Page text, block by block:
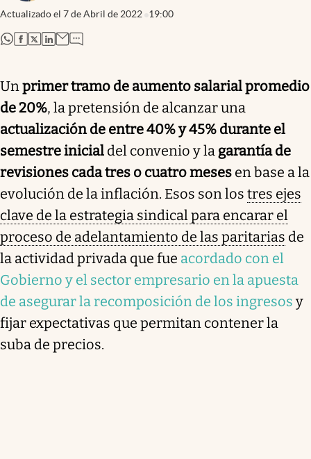
Actualizado el 7 de Abril de 2022 19:00
abre en nueva pestaña
abre en nueva pestaña
abre en nueva pestaña
abre en nueva pestaña
Unprimer tramo de aumento salarial promedio
de 20%, la pretensión de alcanzar una
actualización de entre 40% y 45% durante el
semestre inicial del convenio y la garantía de
revisiones cada tres o cuatro meses en base a la
evolución de la inflación. Esos son los tres ejes
clave de la estrategia sindical para encarar el
proceso de adelantamiento de las paritarias de
la actividad privada que fue acordado con el
Gobierno y el sector empresario en la apuesta
de asegurar la recomposición de los ingresos y
fijar expectativas que permitan contener la
suba de precios.